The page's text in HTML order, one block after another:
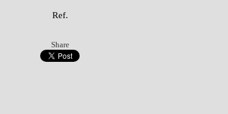
Ref.
Share